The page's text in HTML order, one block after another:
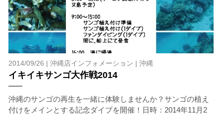
2014/09/26 | 沖縄店インフォメーション | 沖縄
イキイキサンゴ大作戦2014
沖縄のサンゴの再生を一緒に体験しませんか？サンゴの植え
付けをメインとする記念ダイブを開催！日時：2014年11月2
承諾しました。
上記承諾ください。
閉じる